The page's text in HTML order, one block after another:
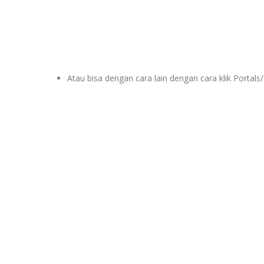
Atau bisa dengan cara lain dengan cara klik